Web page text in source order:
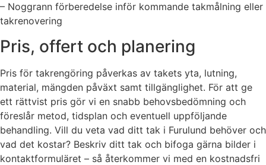
– Noggrann förberedelse inför kommande takmålning eller
takrenovering
Pris, offert och planering
Pris för takrengöring påverkas av takets yta, lutning,
material, mängden påväxt samt tillgänglighet. För att ge
ett rättvist pris gör vi en snabb behovsbedömning och
föreslår metod, tidsplan och eventuell uppföljande
behandling. Vill du veta vad ditt tak i Furulund behöver och
vad det kostar? Beskriv ditt tak och bifoga gärna bilder i
kontaktformuläret – så återkommer vi med en kostnadsfri